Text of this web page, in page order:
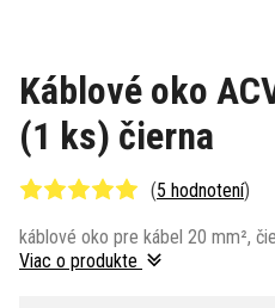
Káblové oko
(1 ks) čierna
(5 hodnotení)
káblové oko pre kábel 20 mm²,
Viac o produkte